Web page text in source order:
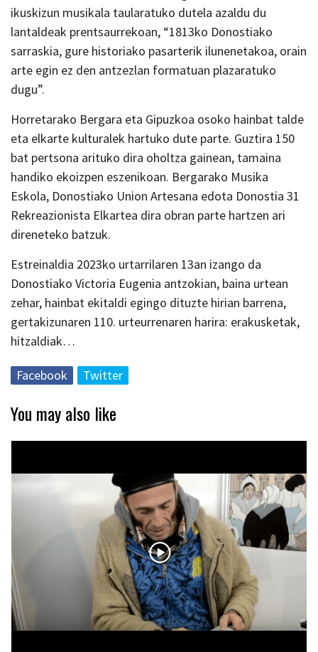
ikuskizun musikala taularatuko dutela azaldu du
lantaldeak prentsaurrekoan, “1813ko Donostiako
sarraskia, gure historiako pasarterik ilunenetakoa, orain
arte egin ez den antzezlan formatuan plazaratuko
dugu”.
Horretarako Bergara eta Gipuzkoa osoko hainbat talde
eta elkarte kulturalek hartuko dute parte. Guztira 150
bat pertsona arituko dira oholtza gainean, tamaina
handiko ekoizpen eszenikoan. Bergarako Musika
Eskola, Donostiako Union Artesana edota Donostia 31
Rekreazionista Elkartea dira obran parte hartzen ari
direneteko batzuk.
Estreinaldia 2023ko urtarrilaren 13an izango da
Donostiako Victoria Eugenia antzokian, baina urtean
zehar, hainbat ekitaldi egingo dituzte hirian barrena,
gertakizunaren 110. urteurrenaren harira: erakusketak,
hitzaldiak…
Facebook Twitter
You may also like